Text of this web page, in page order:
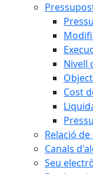
Nivell
Cost
Relació
Canals
Seu